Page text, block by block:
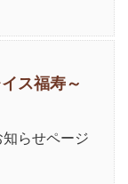
ス福寿～
らせページ